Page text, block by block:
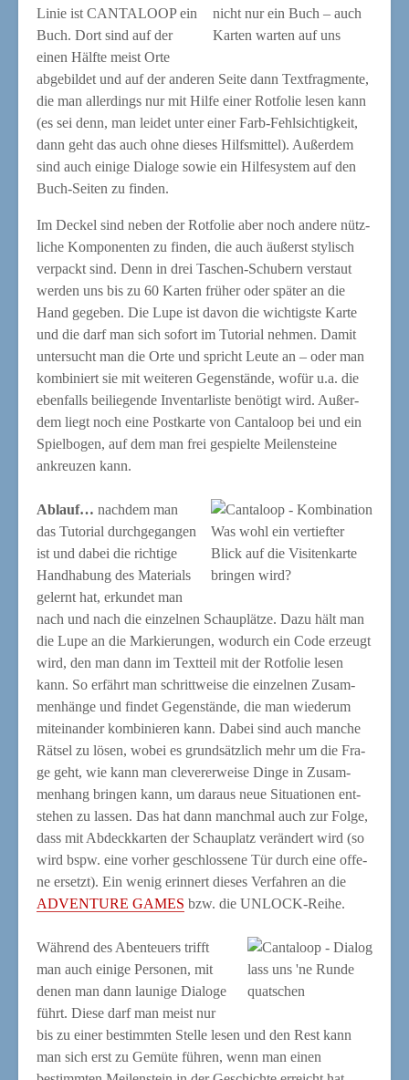
nicht nur ein Buch – auch
Kar­ten war­ten auf uns
Linie ist CANTALOOP ein
Buch. Dort sind auf der
einen Hälf­te meist Orte
abge­bil­det und auf der ande­ren Sei­te dann Text­frag­men­te,
die man aller­dings nur mit Hil­fe einer Rot­fo­lie lesen kann
(es sei denn, man lei­det unter einer Farb-Fehl­sich­tig­keit,
dann geht das auch ohne die­ses Hilfs­mit­tel). Außer­dem
sind auch eini­ge Dia­lo­ge sowie ein Hil­fe­sys­tem auf den
Buch-Sei­ten zu finden.
Im Deckel sind neben der Rot­fo­lie aber noch ande­re nütz­
li­che Kom­po­nen­ten zu fin­den, die auch äußerst sty­lisch
ver­packt sind. Denn in drei Taschen-Schu­bern ver­staut
wer­den uns bis zu 60 Kar­ten frü­her oder spä­ter an die
Hand gege­ben. Die Lupe ist davon die wich­tigs­te Kar­te
und die darf man sich sofort im Tuto­ri­al neh­men. Damit
unter­sucht man die Orte und spricht Leu­te an – oder man
kom­bi­niert sie mit wei­te­ren Gegen­stän­de, wofür u.a. die
eben­falls bei­lie­gen­de Inven­tar­lis­te benö­tigt wird. Außer­
dem liegt noch eine Post­kar­te von Can­ta­loop bei und ein
Spiel­bo­gen, auf dem man frei gespiel­te Mei­len­stei­ne
ankreu­zen kann.
Was wohl ein ver­tief­ter
Blick auf die Visi­ten­kar­te
brin­gen wird?
Ablauf… nach­dem man
das Tuto­ri­al durch­ge­gan­gen
ist und dabei die rich­ti­ge
Hand­ha­bung des Mate­ri­als
gelernt hat, erkun­det man
nach und nach die ein­zel­nen Schau­plät­ze. Dazu hält man
die Lupe an die Mar­kie­run­gen, wodurch ein Code erzeugt
wird, den man dann im Text­teil mit der Rot­fo­lie lesen
kann. So erfährt man schritt­wei­se die ein­zel­nen Zusam­
men­hän­ge und fin­det Gegen­stän­de, die man wie­der­um
mit­ein­an­der kom­bi­nie­ren kann. Dabei sind auch man­che
Rät­sel zu lösen, wobei es grund­sätz­lich mehr um die Fra­
ge geht, wie kann man cle­ver­er­wei­se Din­ge in Zusam­
men­hang brin­gen kann, um dar­aus neue Situa­tio­nen ent­
ste­hen zu las­sen. Das hat dann manch­mal auch zur Fol­ge,
dass mit Abdeck­kar­ten der Schau­platz ver­än­dert wird (so
wird bspw. eine vor­her geschlos­se­ne Tür durch eine offe­
ne ersetzt). Ein wenig erin­nert die­ses Ver­fah­ren an die
ADVENTURE GAMES bzw. die UNLOCK-Reihe.
lass uns 'ne Run­de
quatschen
Wäh­rend des Aben­teu­ers trifft
man auch eini­ge Per­so­nen, mit
denen man dann lau­ni­ge Dia­lo­ge
führt. Die­se darf man meist nur
bis zu einer bestimm­ten Stel­le lesen und den Rest kann
man sich erst zu Gemü­te füh­ren, wenn man einen